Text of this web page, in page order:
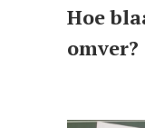
Hoe
omver?